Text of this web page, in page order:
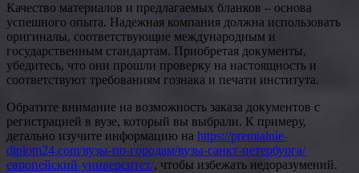
Качество материалов и предлагаемых бланков – основа
успешного опыта. Надежная компания должна использовать
оригиналы, соответствующие международным и
государственным стандартам. Приобретая документы,
убедитесь, что они прошли проверку на настоящность и
соответствуют требованиям гознака и печати института.
Обратите внимание на возможность заказа документов с
регистрацией в вузе, который вы выбрали. К примеру,
детально изучите информацию на https://premialnie-
diplom24.com/вузы-по-городам/вузы-санкт-петербурга/
европейский-университет/, чтобы избежать недоразумений.